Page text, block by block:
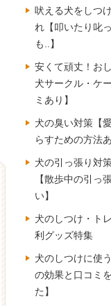
吠える犬をしつ
れ【叩いたり叱
も..】
安くて頑丈！お
犬サークル・ケ
ミあり】
犬の臭い対策【
らすための方法
犬の引っ張り対
【散歩中の引っ
い】
犬のしつけ・ト
利グッズ特集
犬のしつけに使
の効果と口コミ
た】